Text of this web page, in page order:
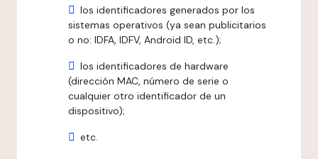
los identificadores generados por los
sistemas operativos (ya sean publicitarios
o no: IDFA, IDFV, Android ID, etc.);
los identificadores de hardware
(dirección MAC, número de serie o
cualquier otro identificador de un
dispositivo);
etc.